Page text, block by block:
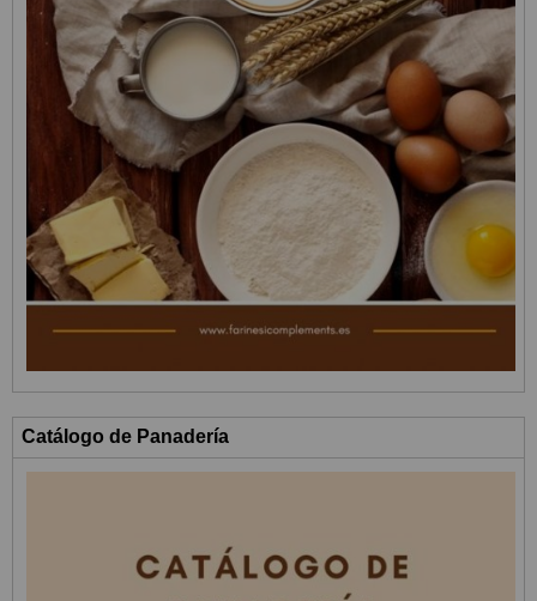
Catálogo de Panadería